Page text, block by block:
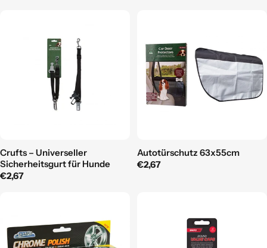
Crufts – Universeller
Sicherheitsgurt für Hunde
Regulärer
€2,67
Autotürschutz 63x55cm
Regulärer
€2,67